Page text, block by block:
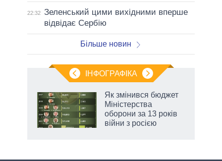
22:32 Зеленський цими вихідними вперше
відвідає Сербію
Більше новин
ІНФОГРАФІКА
Як змінився бюджет
Міністерства
оборони за 13 років
війни з росією